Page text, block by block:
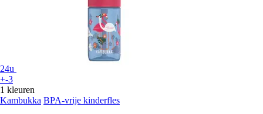
24u
+-3
1 kleuren
Kambukka BPA-vrije kinderfles